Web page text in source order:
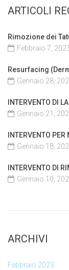
ARTICOLI
Rimozione dei
Febbraio 7,
Resurfacing
Gennaio 28,
INTERVENTO DI
Gennaio 21,
INTERVENTO
Gennaio 18,
INTERVENTO DI
Gennaio 10,
ARCHIVI
Febbraio 2023